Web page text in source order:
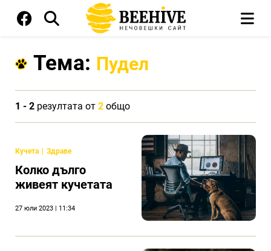
Тема: Пудел
1 - 2 резултата от 2 общо
Кучета Здраве
Колко дълго
живеят кучетата
27 юли 2023 | 11:34